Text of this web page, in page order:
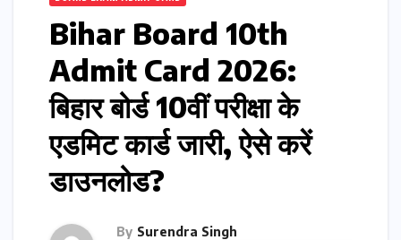
Bihar Board 10th
Admit Card 2026:
बिहार बोर्ड 10वीं परीक्षा के
एडमिट कार्ड जारी, ऐसे करें
डाउनलोड?
By Surendra Singh